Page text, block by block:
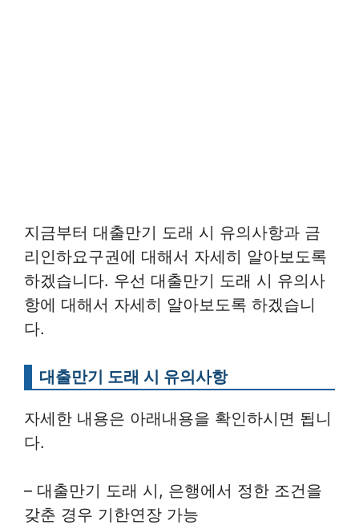
지금부터 대출만기 도래 시 유의사항과 금
리인하요구권에 대해서 자세히 알아보도록
하겠습니다. 우선 대출만기 도래 시 유의사
항에 대해서 자세히 알아보도록 하겠습니
다.
대출만기 도래 시 유의사항
자세한 내용은 아래내용을 확인하시면 됩니
다.
– 대출만기 도래 시, 은행에서 정한 조건을
갖춘 경우 기한연장 가능